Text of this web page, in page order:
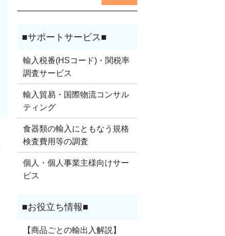
輸入税番(HSコード)・関税率
調査サービス
輸入貿易・国際物流コンサル
ティング
食器類の輸入にともなう規格
検査費用等の調査
個人・個人事業主様向けサー
ビス
【商品ごとの輸出入解説】